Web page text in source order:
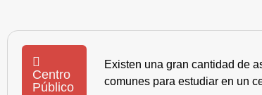
Centro
Público
Existen una gran cantidad de
comunes para estudiar en un